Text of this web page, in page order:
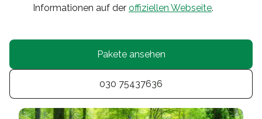
Informationen auf der offiziellen Webseite.
Pakete ansehen
030 75437636